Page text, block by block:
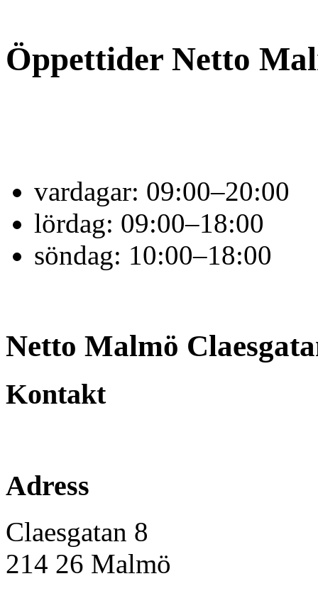
Öppettider Netto
vardagar: 09:00–20:00
lördag: 09:00–18:00
söndag: 10:00–18:00
Netto Malmö
Kontakt
Adress
Claesgatan 8
214 26 Malmö